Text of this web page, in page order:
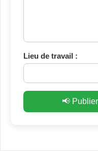
Lieu de travail :
📢